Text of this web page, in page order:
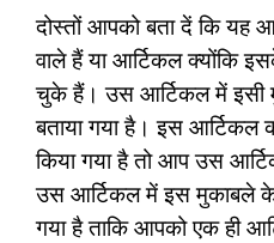
दोस्तों आपको बता दें कि यह
वाले हैं या आर्टिकल क्योंकि
चुके हैं। उस आर्टिकल में इसी
बताया गया है। इस आर्टिकल
किया गया है तो आप उस
उस आर्टिकल में इस मुकाबले के
गया है ताकि आपको एक ही